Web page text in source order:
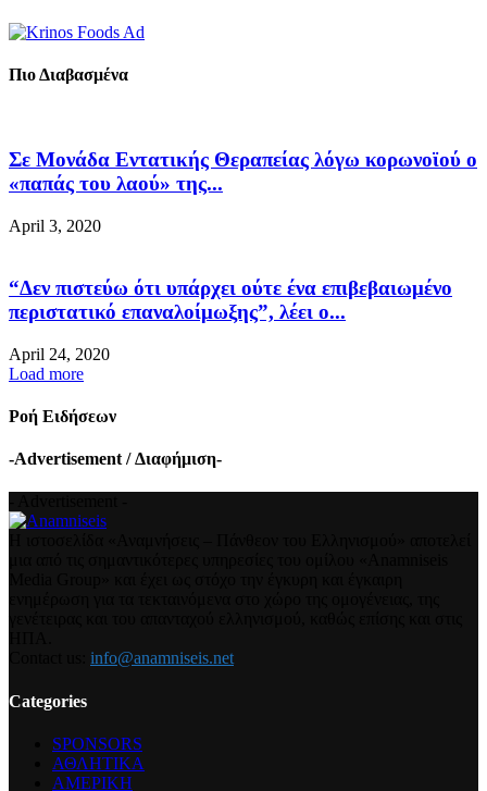
Πιο Διαβασμένα
Σε Μονάδα Εντατικής Θεραπείας λόγω κορωνοϊού ο
«παπάς του λαού» της...
April 3, 2020
“Δεν πιστεύω ότι υπάρχει ούτε ένα επιβεβαιωμένο
περιστατικό επαναλοίμωξης”, λέει ο...
April 24, 2020
Load more
Ροή Ειδήσεων
-Advertisement / Διαφήμιση-
info@anamniseis.net
Categories
SPONSORS
ΑΘΛΗΤΙΚΑ
ΑΜΕΡΙΚΗ